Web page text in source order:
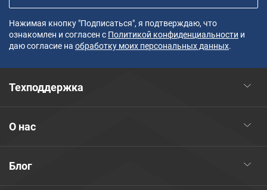
Нажимая кнопку "Подписаться", я подтверждаю, что
ознакомлен и согласен с Политикой конфиденциальности и
даю согласие на обработку моих персональных данных.
Блог
О нас
Техподдержка